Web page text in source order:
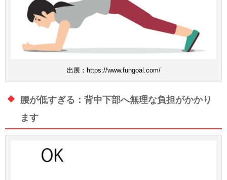
出展：https://www.fungoal.com/
腰が低すぎる：背中下部へ無理な負担がかかり
ます